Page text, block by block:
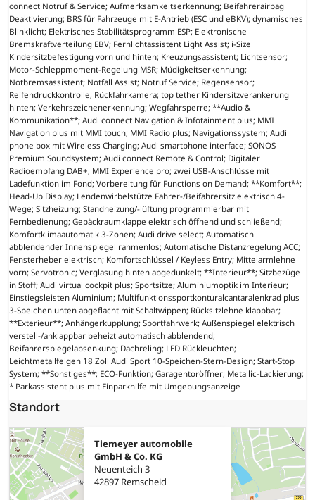
connect Notruf & Service; Aufmerksamkeitserkennung; Beifahrerairbag
Deaktivierung; BRS für Fahrzeuge mit E-Antrieb (ESC und eBKV); dynamisches
Blinklicht; Elektrisches Stabilitätsprogramm ESP; Elektronische
Bremskraftverteilung EBV; Fernlichtassistent Light Assist; i-Size
Kindersitzbefestigung vorn und hinten; Kreuzungsassistent; Lichtsensor;
Motor-Schleppmoment-Regelung MSR; Müdigkeitserkennung;
Notbremsassistent; Notfall Assist; Notruf Service; Regensensor;
Reifendruckkontrolle; Rückfahrkamera; top tether Kindersitzverankerung
hinten; Verkehrszeichenerkennung; Wegfahrsperre; **Audio &
Kommunikation**; Audi connect Navigation & Infotainment plus; MMI
Navigation plus mit MMI touch; MMI Radio plus; Navigationssystem; Audi
phone box mit Wireless Charging; Audi smartphone interface; SONOS
Premium Soundsystem; Audi connect Remote & Control; Digitaler
Radioempfang DAB+; MMI Experience pro; zwei USB-Anschlüsse mit
Ladefunktion im Fond; Vorbereitung für Functions on Demand; **Komfort**;
Head-Up Display; Lendenwirbelstütze Fahrer-/Beifahrersitz elektrisch 4-
Wege; Sitzheizung; Standheizung/-lüftung programmierbar mit
Fernbedienung; Gepäckraumklappe elektrisch öffnend und schließend;
Komfortklimaautomatik 3-Zonen; Audi drive select; Automatisch
abblendender Innenspiegel rahmenlos; Automatische Distanzregelung ACC;
Fensterheber elektrisch; Komfortschlüssel / Keyless Entry; Mittelarmlehne
vorn; Servotronic; Verglasung hinten abgedunkelt; **Interieur**; Sitzbezüge
in Stoff; Audi virtual cockpit plus; Sportsitze; Aluminiumoptik im Interieur;
Einstiegsleisten Aluminium; Multifunktionssportkonturalcantaralenkrad plus
3-Speichen unten abgeflacht mit Schaltwippen; Rücksitzlehne klappbar;
**Exterieur**; Anhängerkupplung; Sportfahrwerk; Außenspiegel elektrisch
verstell-/anklappbar beheizt automatisch abblendend;
Beifahrerspiegelabsenkung; Dachreling; LED Rückleuchten;
Leichtmetallfelgen 18 Zoll Audi Sport 10-Speichen-Stern-Design; Start-Stop
System; **Sonstiges**; ECO-Funktion; Garagentoröffner; Metallic-Lackierung;
* Parkassistent plus mit Einparkhilfe mit Umgebungsanzeige
Standort
Tiemeyer automobile
GmbH & Co. KG
Neuenteich 3
42897 Remscheid